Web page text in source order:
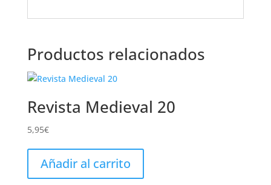
Productos relacionados
Revista Medieval 20
5,95€
Añadir al carrito